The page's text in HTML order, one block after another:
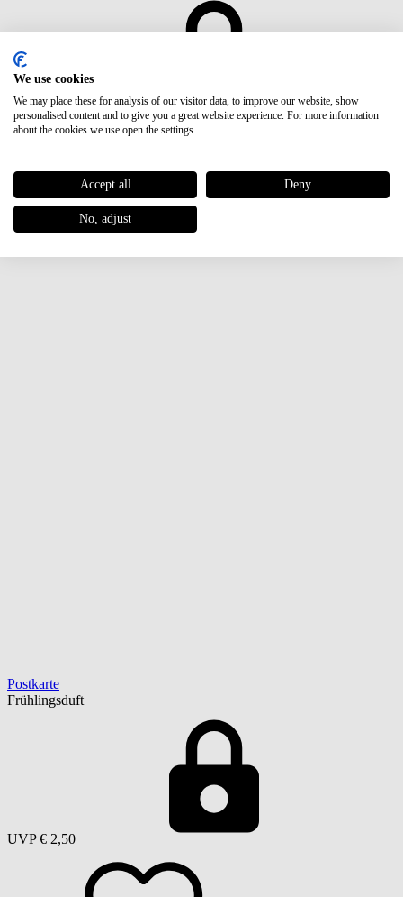
UVP € 1,00
Postkarte
Frühlingsduft
UVP € 2,50
We use cookies
We may place these for analysis of our visitor data, to improve our website, show
personalised content and to give you a great website experience. For more information
about the cookies we use open the settings.
Accept all Deny
No, adjust